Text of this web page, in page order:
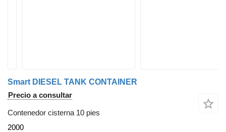
Smart DIESEL TANK CONTAINER
Precio a consultar
Contenedor cisterna 10 pies
2000